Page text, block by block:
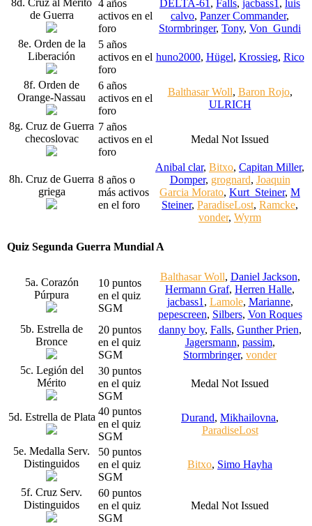
de Guerra
4 años
activos en el
foro
DELTA-61 , Falls, jacbass1 , luis
calvo, Panzer Commander,
Stormbringer, Tony, Von_Gundi
8e. Orden de la
Liberación
5 años
activos en el
foro
huno2000, Hügel, Krossieg, Rico
8f. Orden de
Orange-Nassau
6 años
activos en el
foro
Balthasar Woll, Baron Rojo,
ULRICH
8g. Cruz de Guerra
checoslovac
7 años
activos en el
foro
Medal Not Issued
8h. Cruz de Guerra
griega
8 años o
más activos
en el foro
Anibal clar, Bitxo, Capitan Miller,
Domper, grognard, Joaquin
Garcia Morato, Kurt_Steiner, M
Steiner, ParadiseLost, Ramcke,
vonder, Wyrm
Quiz Segunda Guerra Mundial A
5a. Corazón
Púrpura
10 puntos
en el quiz
SGM
Balthasar Woll, Daniel Jackson,
Hermann Graf, Herren Halle,
jacbass1 , Lamole, Marianne,
pepescreen, Silbers, Von Roques
5b. Estrella de
Bronce
20 puntos
en el quiz
SGM
danny boy, Falls, Gunther Prien,
Jagersmann, passim,
Stormbringer, vonder
5c. Legión del
Mérito
30 puntos
en el quiz
SGM
Medal Not Issued
5d. Estrella de Plata 40 puntos
en el quiz
SGM
Durand, Mikhailovna,
ParadiseLost
5e. Medalla Serv.
Distinguidos
50 puntos
en el quiz
SGM
Bitxo, Simo Hayha
5f. Cruz Serv.
Distinguidos
60 puntos
en el quiz
SGM
Medal Not Issued